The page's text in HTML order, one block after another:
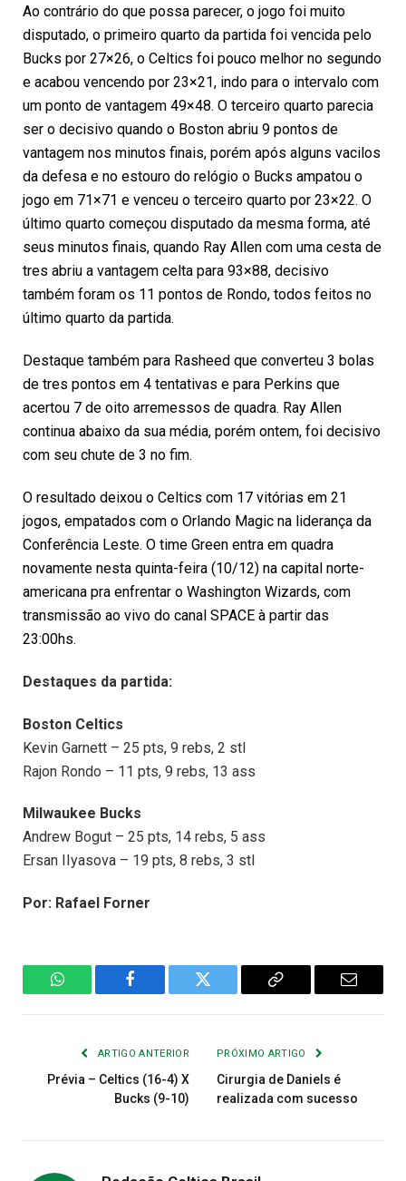
Ao contrário do que possa parecer, o jogo foi muito
disputado, o primeiro quarto da partida foi vencida pelo
Bucks por 27×26, o Celtics foi pouco melhor no segundo
e acabou vencendo por 23×21, indo para o intervalo com
um ponto de vantagem 49×48. O terceiro quarto parecia
ser o decisivo quando o Boston abriu 9 pontos de
vantagem nos minutos finais, porém após alguns vacilos
da defesa e no estouro do relógio o Bucks ampatou o
jogo em 71×71 e venceu o terceiro quarto por 23×22. O
último quarto começou disputado da mesma forma, até
seus minutos finais, quando Ray Allen com uma cesta de
tres abriu a vantagem celta para 93×88, decisivo
também foram os 11 pontos de Rondo, todos feitos no
último quarto da partida.
Destaque também para Rasheed que converteu 3 bolas
de tres pontos em 4 tentativas e para Perkins que
acertou 7 de oito arremessos de quadra. Ray Allen
continua abaixo da sua média, porém ontem, foi decisivo
com seu chute de 3 no fim.
O resultado deixou o Celtics com 17 vitórias em 21
jogos, empatados com o Orlando Magic na liderança da
Conferência Leste. O time Green entra em quadra
novamente nesta quinta-feira (10/12) na capital norte-
americana pra enfrentar o Washington Wizards, com
transmissão ao vivo do canal SPACE à partir das
23:00hs.
Destaques da partida:
Boston Celtics
Kevin Garnett – 25 pts, 9 rebs, 2 stl
Rajon Rondo – 11 pts, 9 rebs, 13 ass
Milwaukee Bucks
Andrew Bogut – 25 pts, 14 rebs, 5 ass
Ersan IIyasova – 19 pts, 8 rebs, 3 stl
Por: Rafael Forner
WhatsAppFacebook Twitter
Copiar
E-
ARTIGO ANTERIOR
Prévia – Celtics (16-4) X
Bucks (9-10)
PRÓXIMO ARTIGO
Cirurgia de Daniels é
realizada com sucesso